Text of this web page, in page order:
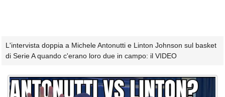
L'intervista doppia a Michele Antonutti e Linton Johnson sul basket
di Serie A quando c'erano loro due in campo: il VIDEO